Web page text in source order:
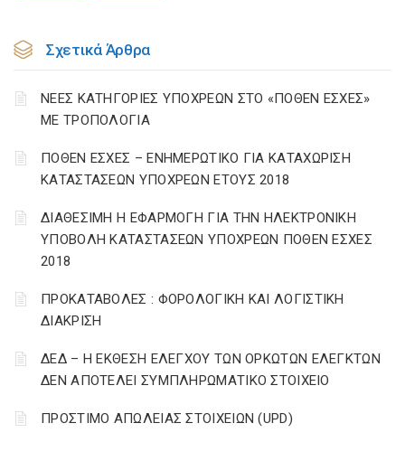
Σχετικά Άρθρα
ΝΕΕΣ ΚΑΤΗΓΟΡΙΕΣ ΥΠΟΧΡΕΩΝ ΣΤΟ «ΠΟΘΕΝ ΕΣΧΕΣ»
ΜΕ ΤΡΟΠΟΛΟΓΙΑ
ΠΟΘΕΝ ΕΣΧΕΣ – ΕΝΗΜΕΡΩΤΙΚΟ ΓΙΑ ΚΑΤΑΧΩΡΙΣΗ
ΚΑΤΑΣΤΑΣΕΩΝ ΥΠΟΧΡΕΩΝ ΕΤΟΥΣ 2018
ΔΙΑΘΕΣΙΜΗ Η ΕΦΑΡΜΟΓΗ ΓΙΑ ΤΗΝ ΗΛΕΚΤΡΟΝΙΚΗ
ΥΠΟΒΟΛΗ ΚΑΤΑΣΤΑΣΕΩΝ ΥΠΟΧΡΕΩΝ ΠΟΘΕΝ ΕΣΧΕΣ
2018
ΠΡΟΚΑΤΑΒΟΛΕΣ : ΦΟΡΟΛΟΓΙΚΗ ΚΑΙ ΛΟΓΙΣΤΙΚΗ
ΔΙΑΚΡΙΣΗ
ΔΕΔ – Η ΕΚΘΕΣΗ ΕΛΕΓΧΟΥ ΤΩΝ ΟΡΚΩΤΩΝ ΕΛΕΓΚΤΩΝ
ΔΕΝ ΑΠΟΤΕΛΕΙ ΣΥΜΠΛΗΡΩΜΑΤΙΚΟ ΣΤΟΙΧΕΙΟ
ΠΡΟΣΤΙΜΟ ΑΠΩΛΕΙΑΣ ΣΤΟΙΧΕΙΩΝ (UPD)